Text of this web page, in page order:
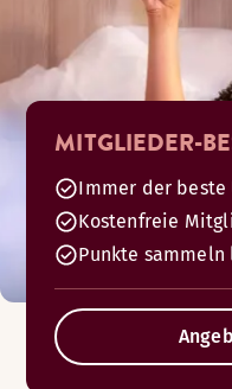
MITGLIEDER-
Immer der beste
Kostenfreie
Punkte